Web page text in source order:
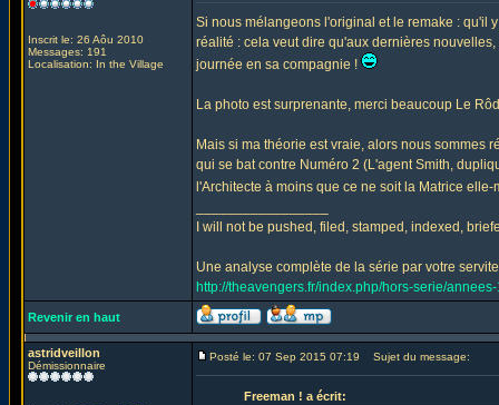
Inscrit le: 26 Aôu 2010
Messages: 191
Localisation: In the Village
Si nous mélangeons l'original et le remake : qu'il
réalité : cela veut dire qu'aux dernières
journée en sa compagnie !
La photo est surprenante, merci beaucoup Le
Mais si ma théorie est vraie, alors nous sommes
qui se bat contre Numéro 2 (L'agent Smith,
l'Architecte à moins que ce ne soit la Matrice
I will not be pushed, filed, stamped, indexed,
Une analyse complète de la série par votre
http://theavengers.fr/index.php/hors-serie/
Revenir en haut
astridveillon
Démissionnaire
Posté le: 07 Sep 2015 07:19 Sujet du message:
Freeman ! a écrit: